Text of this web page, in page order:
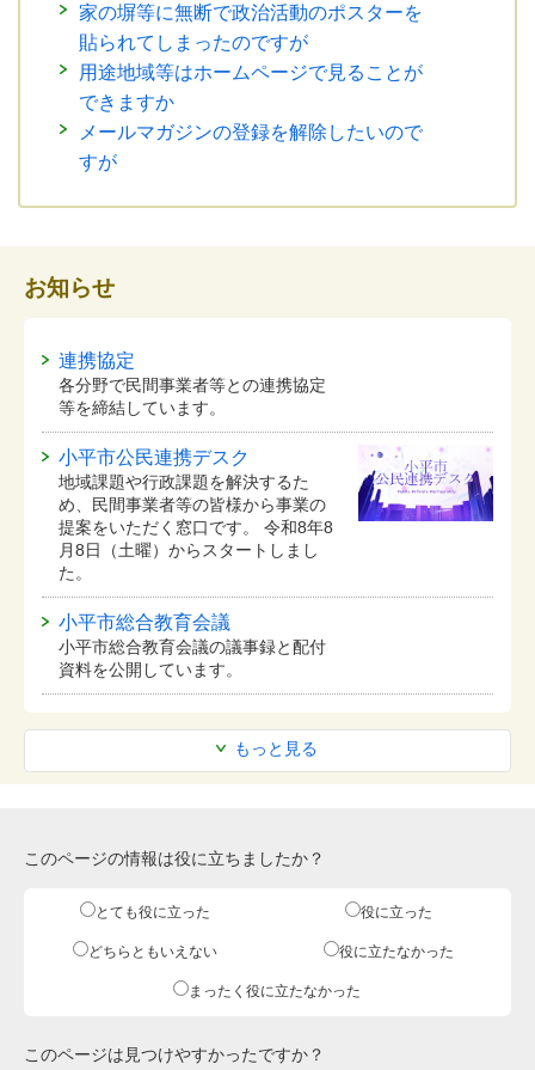
家の塀等に無断で政治活動のポスターを
貼られてしまったのですが
用途地域等はホームページで見ることが
できますか
メールマガジンの登録を解除したいので
すが
お知らせ
もっと見る
連携協定
各分野で民間事業者等との連携協定
等を締結しています。
小平市公民連携デスク
地域課題や行政課題を解決するた
め、民間事業者等の皆様から事業の
提案をいただく窓口です。 令和8年8
月8日（土曜）からスタートしまし
た。
小平市総合教育会議
小平市総合教育会議の議事録と配付
資料を公開しています。
このページの情報は役に立ちましたか？
とても役に立った 役に立った
どちらともいえない 役に立たなかった
まったく役に立たなかった
このページは見つけやすかったですか？